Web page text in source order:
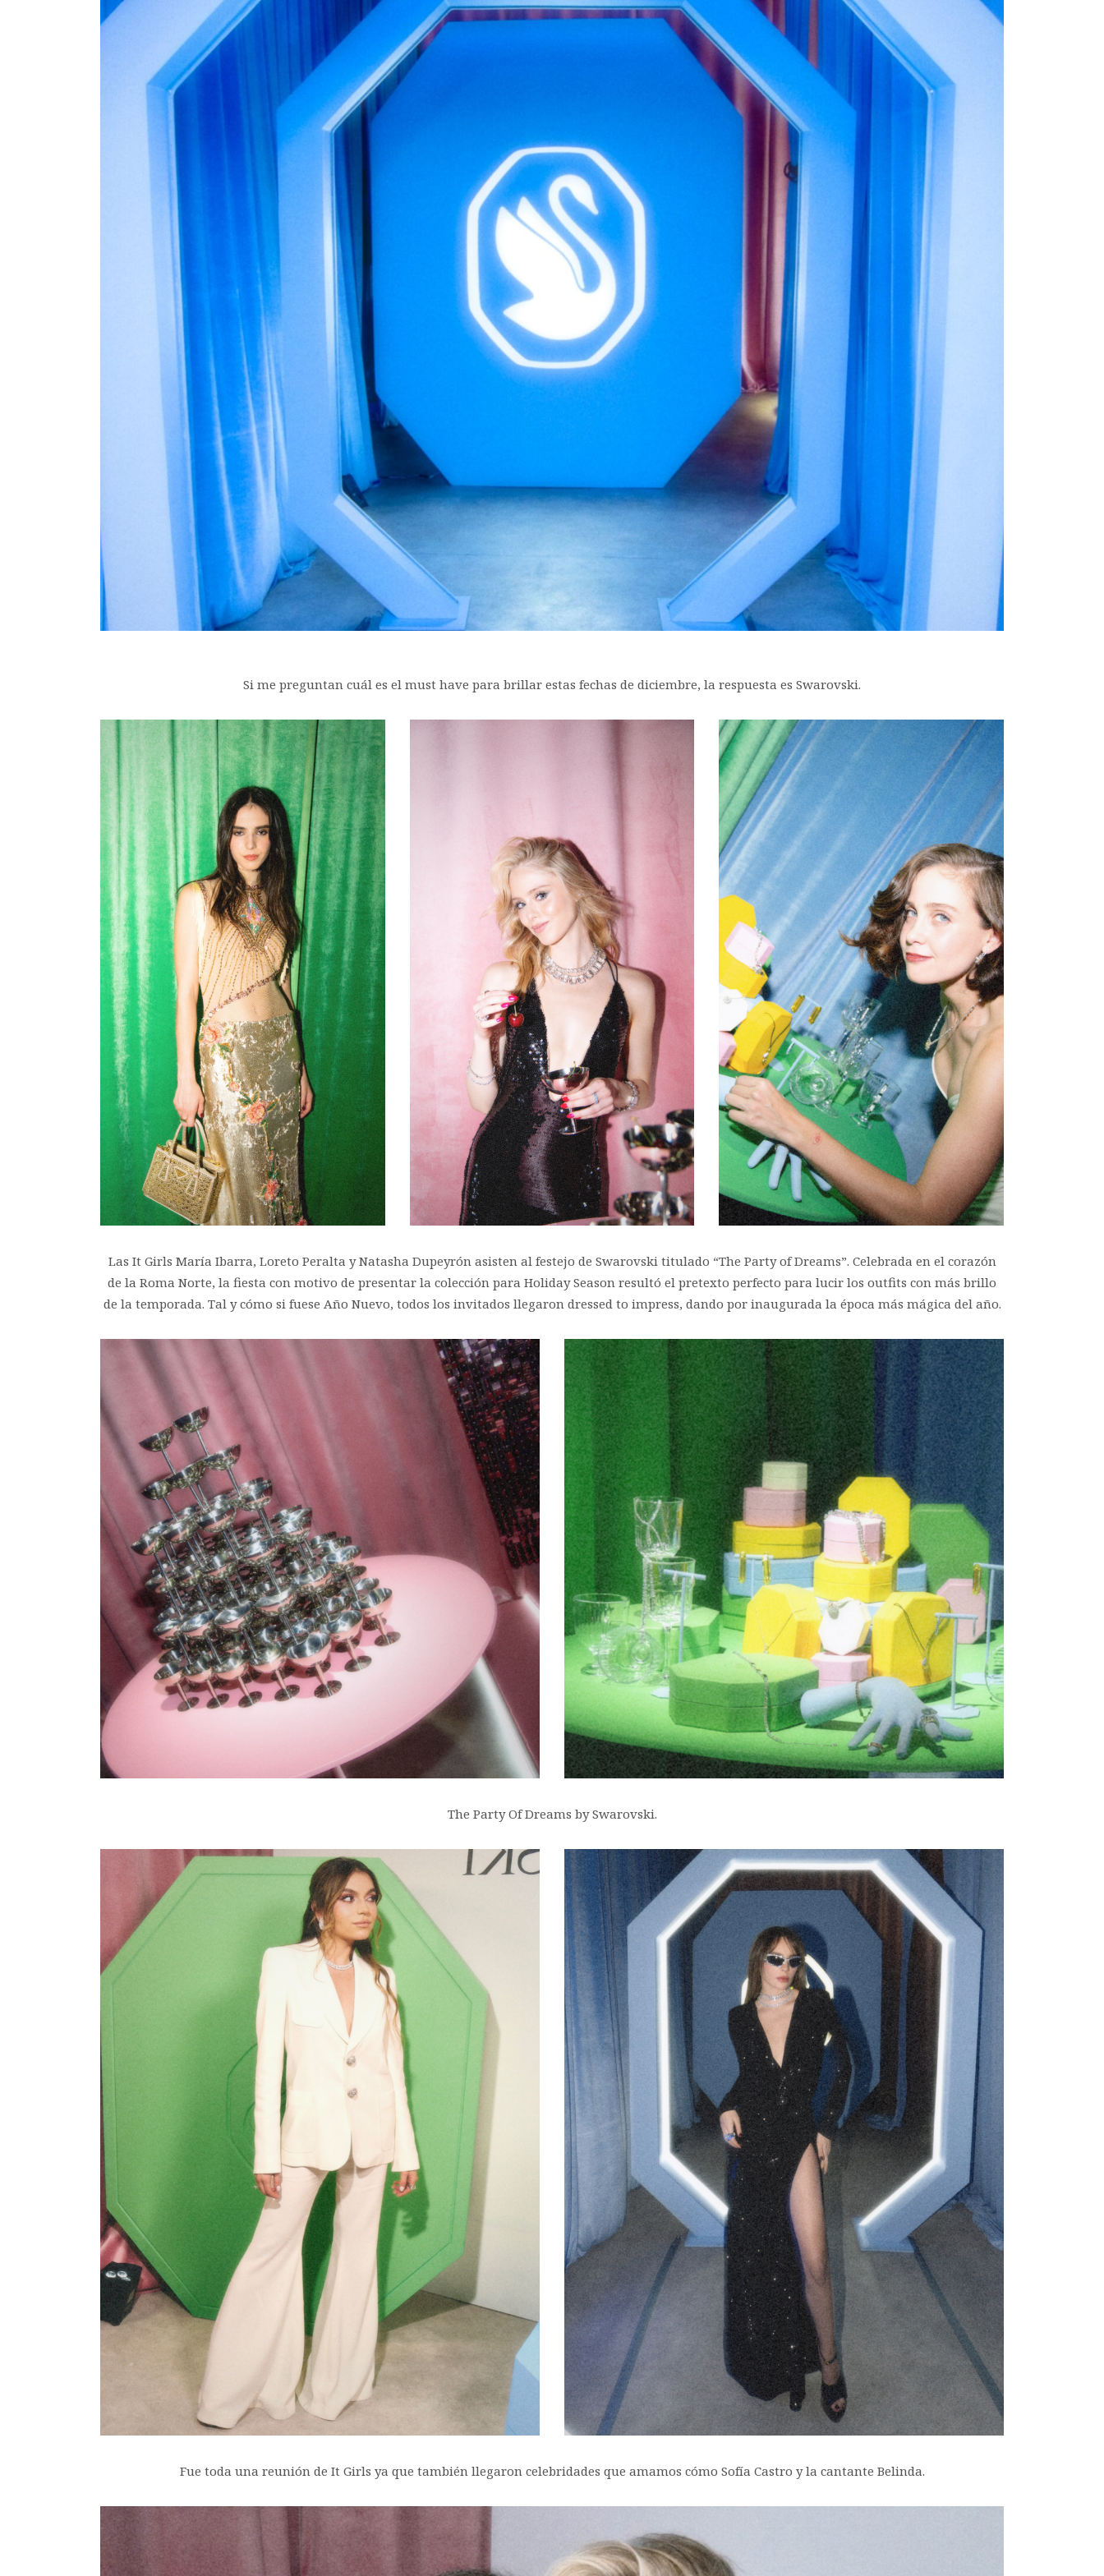
Si me preguntan cuál es el must have para brillar estas fechas de diciembre, la respuesta es Swarovski.
Las It Girls María Ibarra, Loreto Peralta y Natasha Dupeyrón asisten al festejo de Swarovski titulado “The Party of Dreams”. Celebrada en el corazón
de la Roma Norte, la fiesta con motivo de presentar la colección para Holiday Season resultó el pretexto perfecto para lucir los outfits con más brillo
de la temporada. Tal y cómo si fuese Año Nuevo, todos los invitados llegaron dressed to impress, dando por inaugurada la época más mágica del año.
The Party Of Dreams by Swarovski.
Fue toda una reunión de It Girls ya que también llegaron celebridades que amamos cómo Sofía Castro y la cantante Belinda.